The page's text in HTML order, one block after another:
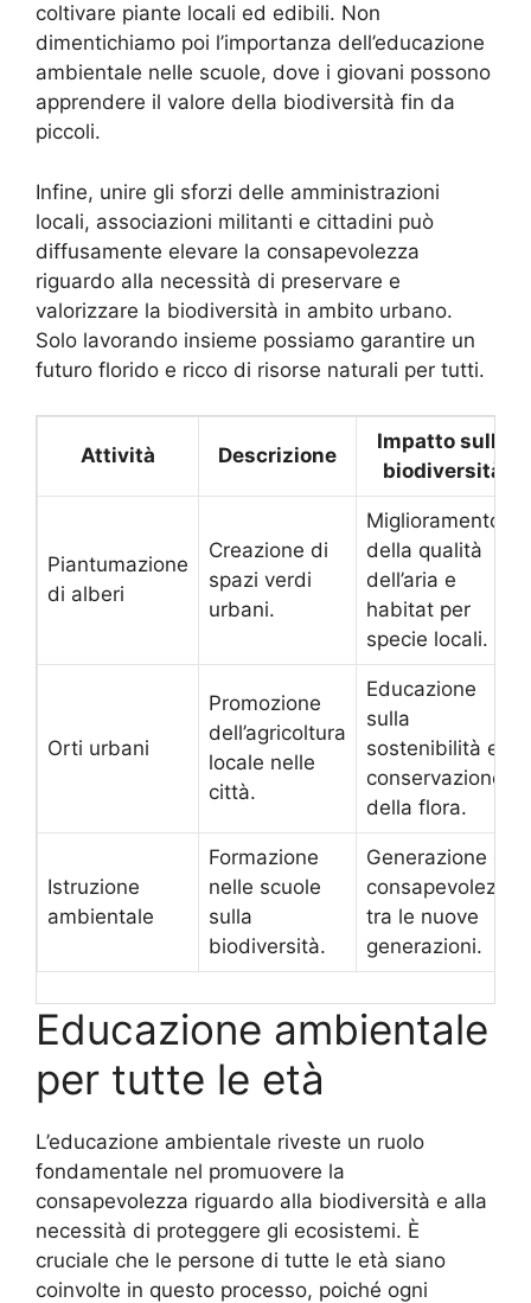
coltivare piante locali ed edibili. Non
dimentichiamo poi l’importanza dell’educazione
ambientale nelle scuole, dove i giovani possono
apprendere il valore della biodiversità fin da
piccoli.
Infine, unire gli sforzi delle amministrazioni
locali, associazioni militanti e cittadini può
diffusamente elevare la consapevolezza
riguardo alla necessità di preservare e
valorizzare la biodiversità in ambito urbano.
Solo lavorando insieme possiamo garantire un
futuro florido e ricco di risorse naturali per tutti.
Attività Descrizione
Impatto sulla
biodiversità
Piantumazione
di alberi
Creazione di
spazi verdi
urbani.
Miglioramento
della qualità
dell’aria e
habitat per
specie locali.
Orti urbani
Promozione
dell’agricoltura
locale nelle
città.
Educazione
sulla
sostenibilità e
conservazione
della flora.
Istruzione
ambientale
Formazione
nelle scuole
sulla
biodiversità.
Generazione di
consapevolezza
tra le nuove
generazioni.
Educazione ambientale
per tutte le età
L’educazione ambientale riveste un ruolo
fondamentale nel promuovere la
consapevolezza riguardo alla biodiversità e alla
necessità di proteggere gli ecosistemi. È
cruciale che le persone di tutte le età siano
coinvolte in questo processo, poiché ogni